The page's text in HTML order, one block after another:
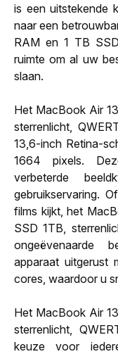
is een uitstekende
naar een
RAM en 1 TB
ruimte om al uw
slaan.
Het MacBook Air
sterrenlicht,
13,6-inch Retina-
1664 pixels.
verbeterde
gebruikservaring.
films kijkt, het
SSD 1TB,
ongeëvenaarde
apparaat uitgerust
cores, waardoor u
Het MacBook Air
sterrenlicht,
keuze voor